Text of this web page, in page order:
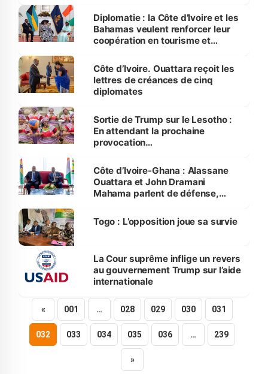
Diplomatie : la Côte d’Ivoire et les
Bahamas veulent renforcer leur
coopération en tourisme et
Côte d’Ivoire. Ouattara reçoit les
lettres de créances de cinq
diplomates
Sortie de Trump sur le Lesotho :
En attendant la prochaine
provocation…
Côte d’Ivoire-Ghana : Alassane
Ouattara et John Dramani
Mahama parlent de défense,
Togo : L’opposition joue sa survie
La Cour suprême inflige un revers
au gouvernement Trump sur l’aide
internationale
« 001 … 028 029 030 031
032 033 034 035 036 … 239
»